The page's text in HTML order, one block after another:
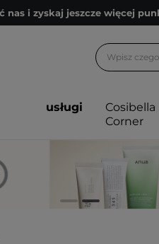
nas i zyskaj jeszcze więcej
konsultacje
nas i zyskaj jeszcze więcej
się na newsletter pełen
usługi
Cosibella
Corner